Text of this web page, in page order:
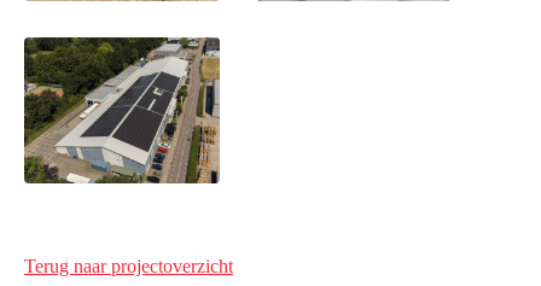
Terug naar projectoverzicht